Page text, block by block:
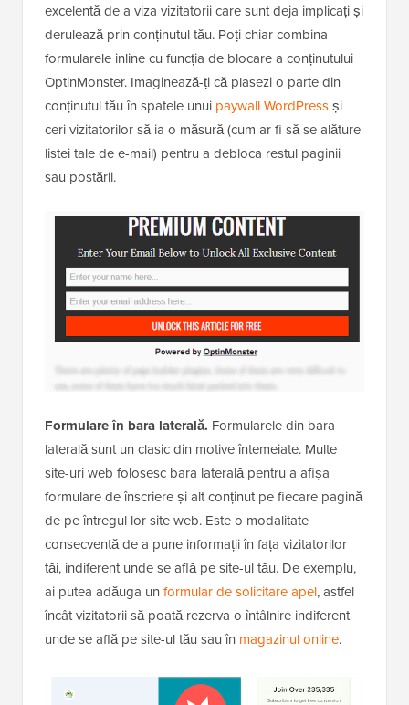
excelentă de a viza vizitatorii care sunt deja implicați și
derulează prin conținutul tău. Poți chiar combina
formularele inline cu funcția de blocare a conținutului
OptinMonster. Imaginează-ți că plasezi o parte din
conținutul tău în spatele unui paywall WordPressși
ceri vizitatorilor să ia o măsură (cum ar fi să se alăture
listei tale de e-mail) pentru a debloca restul paginii
sau postării.
Formulare în bara laterală. Formularele din bara
laterală sunt un clasic din motive întemeiate. Multe
site-uri web folosesc bara laterală pentru a afișa
formulare de înscriere și alt conținut pe fiecare pagină
de pe întregul lor site web. Este o modalitate
consecventă de a pune informații în fața vizitatorilor
tăi, indiferent unde se află pe site-ul tău. De exemplu,
ai putea adăuga un formular de solicitare apel, astfel
încât vizitatorii să poată rezerva o întâlnire indiferent
unde se află pe site-ul tău sau în magazinul online.